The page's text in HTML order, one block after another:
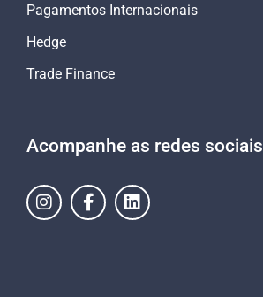
Pagamentos Internacionais
Hedge
Trade Finance
Acompanhe as redes sociais